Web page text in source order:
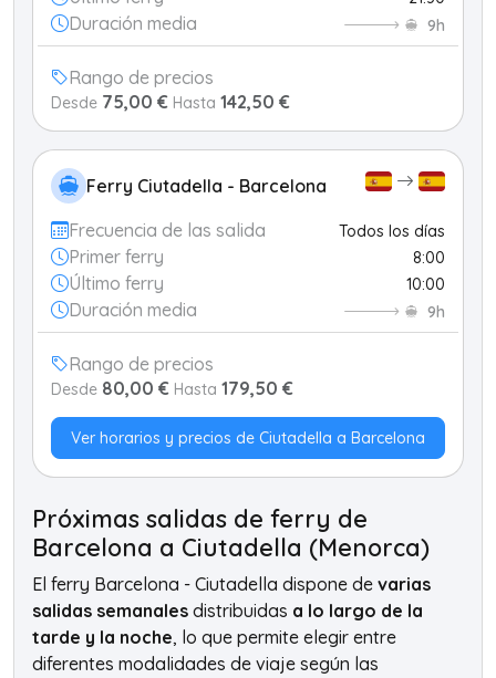
Duración media 9h
Rango de precios
Desde 75,00 € Hasta 142,50 €
Ferry Ciutadella - Barcelona
Frecuencia de las salida Todos los días
Primer ferry 8:00
Último ferry 10:00
Duración media 9h
Rango de precios
Desde 80,00 € Hasta 179,50 €
Ver horarios y precios de Ciutadella a Barcelona
Próximas salidas de ferry de
Barcelona a Ciutadella (Menorca)
El ferry Barcelona - Ciutadella dispone de varias
salidas semanales distribuidas a lo largo de la
tarde y la noche, lo que permite elegir entre
diferentes modalidades de viaje según las